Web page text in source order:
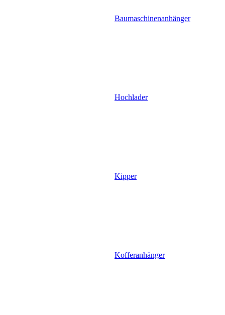
Baumaschinenanhänger
Hochlader
Kipper
Kofferanhänger